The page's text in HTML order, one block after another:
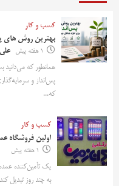
کسب و کار
بهترین روش‌ های
1 هفته پیش
همانطور که می‌دانید
پس‌انداز و
که...
کسب و کار
اولین فروشگاه
1 هفته پیش
یک تأمین‌کننده عمده
به چند روز تبدیل